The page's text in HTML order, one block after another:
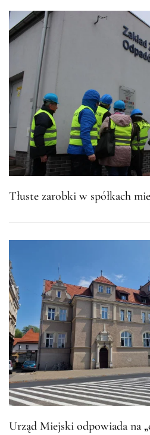
Tłuste zarobki w spółkach
Urząd Miejski odpowiada na